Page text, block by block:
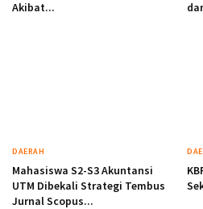
Akibat...
DAERAH
Mahasiswa S2-S3 Akuntansi
UTM Dibekali Strategi Tembus
Jurnal Scopus...